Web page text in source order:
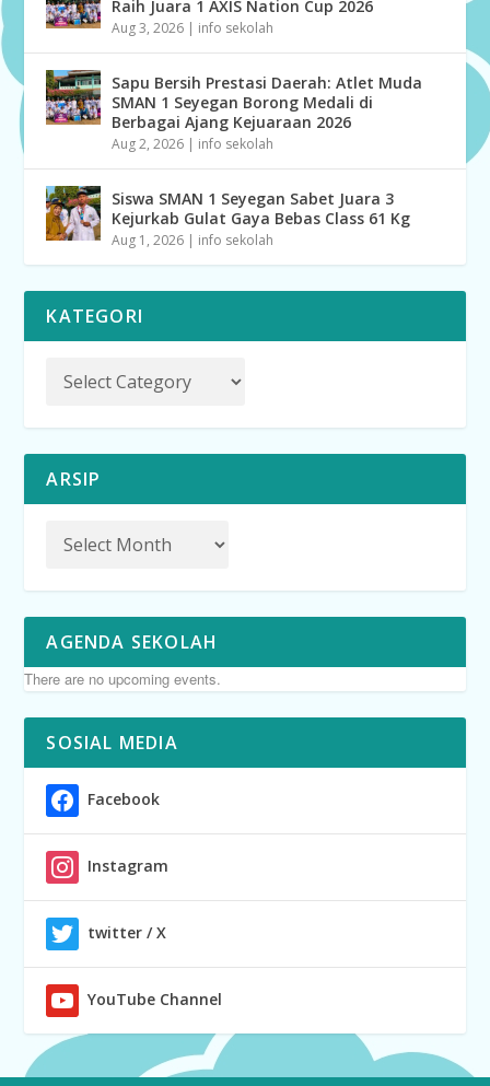
Raih Juara 1 AXIS Nation Cup 2026
Aug 3, 2026 | info sekolah
Sapu Bersih Prestasi Daerah: Atlet Muda
SMAN 1 Seyegan Borong Medali di
Berbagai Ajang Kejuaraan 2026
Aug 2, 2026 | info sekolah
Siswa SMAN 1 Seyegan Sabet Juara 3
Kejurkab Gulat Gaya Bebas Class 61 Kg
Aug 1, 2026 | info sekolah
KATEGORI
ARSIP
AGENDA SEKOLAH
There are no upcoming events.
SOSIAL MEDIA
Facebook
Instagram
twitter / X
YouTube Channel